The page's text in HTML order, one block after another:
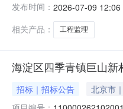
XM001项目名称
发布时间： 2026-07-09 12:06
相关产品：
工程监理
海淀区四季青镇巨山
招标｜招标公告 北京市